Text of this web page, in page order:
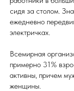
сидя за столом.
ежедневно
электричках.
Всемирная
примерно 31%
активны, причем
женщины.